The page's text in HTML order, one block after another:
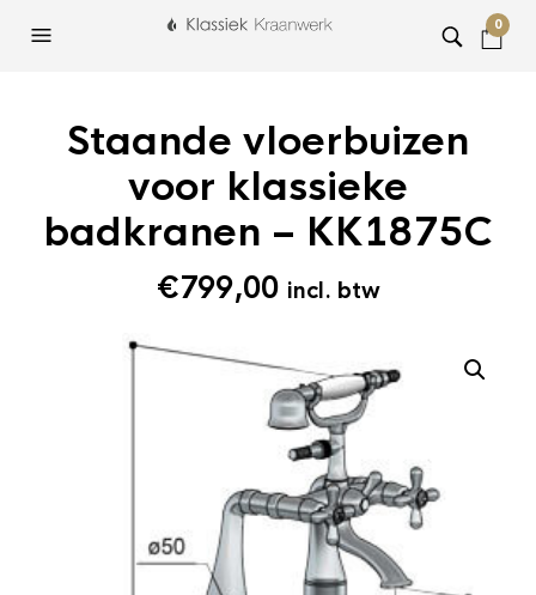
0
Staande vloerbuizen
voor klassieke
badkranen – KK1875C
€799,00 incl. btw